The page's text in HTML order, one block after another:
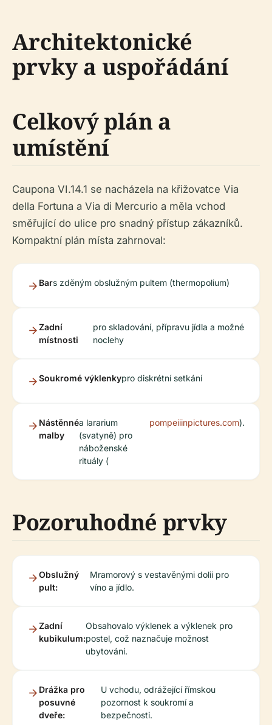
Architektonické
prvky a uspořádání
Celkový plán a
umístění
Caupona VI.14.1 se nacházela na křižovatce Via
della Fortuna a Via di Mercurio a měla vchod
směřující do ulice pro snadný přístup zákazníků.
Kompaktní plán místa zahrnoval:
Bars zděným obslužným pultem (thermopolium)
Zadní
místnosti
pro skladování, přípravu jídla a možné
noclehy
Soukromé výklenkypro diskrétní setkání
Nástěnné
malby
a lararium
(svatyně) pro
náboženské
rituály (
pompeiiinpictures.com).
Pozoruhodné prvky
Obslužný
pult:
Mramorový s vestavěnými dolii pro
víno a jídlo.
Zadní
kubikulum:
Obsahovalo výklenek a výklenek pro
postel, což naznačuje možnost
ubytování.
Drážka pro
posuvné
dveře:
U vchodu, odrážející římskou
pozornost k soukromí a
bezpečnosti.